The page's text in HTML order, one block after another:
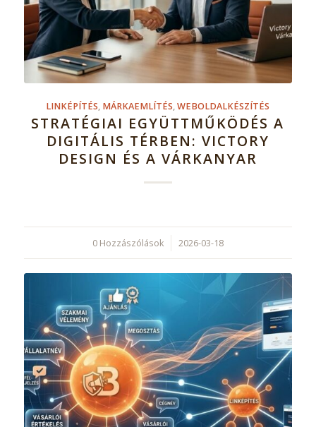
LINKÉPÍTÉS, MÁRKAEMLÍTÉS,WEBOLDALKÉSZÍTÉS
STRATÉGIAI EGYÜTTMŰKÖDÉS A
DIGITÁLIS TÉRBEN: VICTORY
DESIGN ÉS A VÁRKANYAR
0 Hozzászólások
/ 2026-03-18